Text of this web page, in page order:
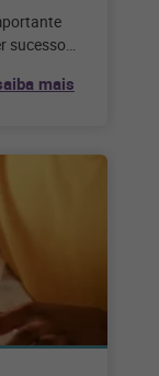
sucesso
mais